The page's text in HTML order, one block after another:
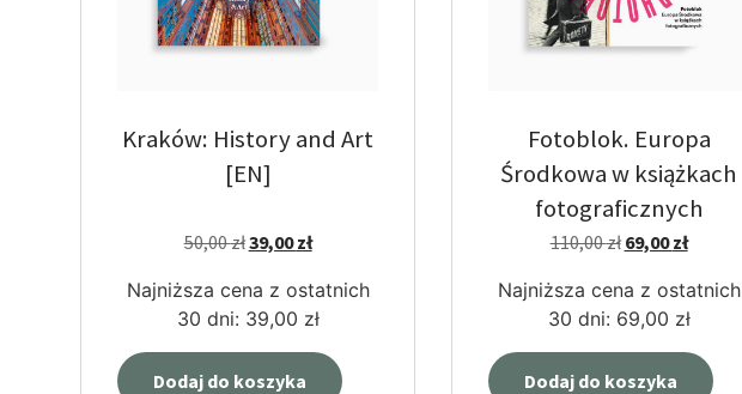
Kraków: History and Art
[EN]
50,00zł39,00zł
Najniższa cena z ostatnich
30 dni: 39,00 zł
Dodaj do koszyka
Fotoblok. Europa
Środkowa w książkach
fotograficznych
110,00zł 69,00zł
Najniższa cena z ostatnich
30 dni: 69,00 zł
Dodaj do koszyka